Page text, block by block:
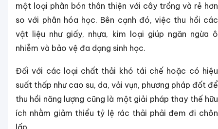
một loại phân bón thân thiện với cây trồng và rẻ hơn
so với phân hóa học. Bên cạnh đó, việc thu hồi các
vật liệu như giấy, nhựa, kim loại giúp ngăn ngừa ô
nhiễm và bảo vệ đa dạng sinh học.
Đối với các loại chất thải khó tái chế hoặc có hiệu
suất thấp như cao su, da, vải vụn, phương pháp đốt để
thu hồi năng lượng cũng là một giải pháp thay thế hữu
ích nhằm giảm thiểu tỷ lệ rác thải phải đem đi chôn
lấp.